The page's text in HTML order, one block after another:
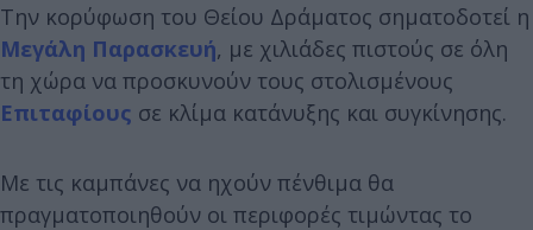
Την κορύφωση του Θείου Δράματος σηματοδοτεί η
Μεγάλη Παρασκευή, με χιλιάδες πιστούς σε όλη
τη χώρα να προσκυνούν τους στολισμένους
Επιταφίους σε κλίμα κατάνυξης και συγκίνησης.
Με τις καμπάνες να ηχούν πένθιμα θα
πραγματοποιηθούν οι περιφορές τιμώντας το